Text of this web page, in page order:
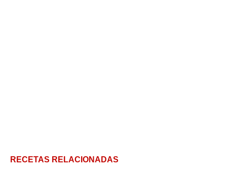
RECETAS RELACIONADAS